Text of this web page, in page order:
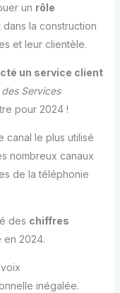
un rôle
la construction
et leur clientèle.
un service client
Services
pour 2024 !
canal le plus utilisé
nombreux canaux
de la téléphonie
des chiffres
en 2024.
inégalée.